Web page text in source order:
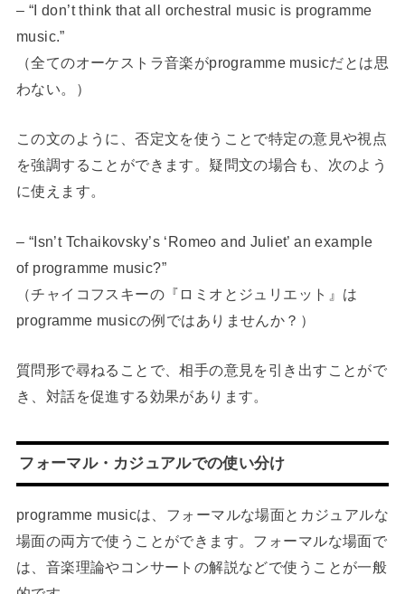
– “I don’t think that all orchestral music is programme
music.”
（全てのオーケストラ音楽がprogramme musicだとは思
わない。）
この文のように、否定文を使うことで特定の意見や視点
を強調することができます。疑問文の場合も、次のよう
に使えます。
– “Isn’t Tchaikovsky’s ‘Romeo and Juliet’ an example
of programme music?”
（チャイコフスキーの『ロミオとジュリエット』は
programme musicの例ではありませんか？）
質問形で尋ねることで、相手の意見を引き出すことがで
き、対話を促進する効果があります。
フォーマル・カジュアルでの使い分け
programme musicは、フォーマルな場面とカジュアルな
場面の両方で使うことができます。フォーマルな場面で
は、音楽理論やコンサートの解説などで使うことが一般